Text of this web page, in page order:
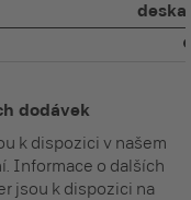
deska
dodávek
k dispozici v našem
Informace o dalších
jsou k dispozici na